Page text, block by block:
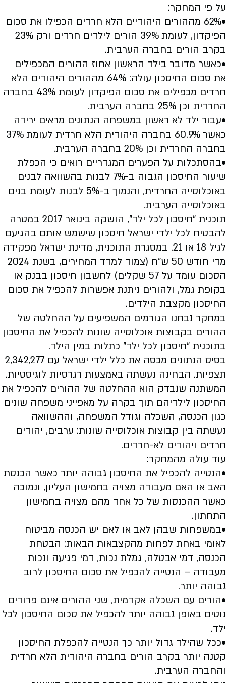
על פי המחקר:
•62% מההורים היהודיים הלא חרדים הכפילו את סכום
הפיקדון, לעומת 39% הורים לילדים חרדים ורק 23%
בקרב הורים בחברה הערבית.
•כאשר מדובר בילד הראשון אחוז ההורים המכפילים
את סכום החיסכון עולה: 64% מההורים היהודים הלא
חרדים מכפילים את סכום הפיקדון לעומת 43% בחברה
החרדית וכן 25% בחברה הערבית.
•עבור ילד לא ראשון במשפחה הנתונים מראים ירידה
כאשר 60.9% בחברה היהודית הלא חרדית לעומת 37%
בחברה החרדית וכן 20% בחברה הערבית.
•בהסתכלות על הפערים המגדריים רואים כי הכפלת
שיעור החיסכון הגבוה ב-7% לבנות בהשוואה לבנים
באוכלוסייה החרדית, והנמוך ב-5% לבנות לעומת בנים
באוכלוסייה הערבית.
תוכנית "חיסכון לכל ילד", הושקה בינואר 2017 במטרה
להבטיח לכל ילדי ישראל חיסכון שישמש אותם בהגיעם
לגיל 18 או 21. במסגרת התוכנית, מדינת ישראל מפקידה
מדי חודש 50 ש"ח (צמוד למדד המחירים, בשנת 2024
הסכום עומד על 57 שקלים) לחשבון חיסכון בבנק או
בקופת גמל, ולהורים ניתנת אפשרות להכפיל את סכום
החיסכון מקצבת הילדים.
במחקר נבחנו הגורמים המשפיעים על ההחלטה של
ההורים בקבוצות אוכלוסייה שונות להכפיל את החיסכון
בתוכנית "חיסכון לכל ילד" כתלות במין הילד.
בסיס הנתונים מכסה את כלל ילדי ישראל עם 2,342,277
תצפיות. הבחינה נעשתה באמצעות רגרסיות לוגיסטיות.
המשתנה שנבדק הוא ההחלטה של ההורים להכפיל את
החיסכון לילדיהם תוך בקרה על מאפייני משפחה שונים
כגון הכנסה, השכלה וגודל המשפחה, וההשוואה
נעשתה בין קבוצות אוכלוסייה שונות: ערבים, יהודים
חרדים ויהודים לא-חרדים.
עוד עולה מהמחקר:
•הנטייה להכפיל את החיסכון גבוהה יותר כאשר הכנסת
האב או האם מעבודה מצויה בחמישון העליון, ונמוכה
כאשר ההכנסות של כל אחד מהם מצויה בחמישון
התחתון.
•במשפחות שבהן לאב או לאם יש הכנסה מביטוח
לאומי באחת לפחות מהקצבאות הבאות: הבטחת
הכנסה, דמי אבטלה, גמלת נכות, דמי פגיעה ונכות
מעבודה – הנטייה להכפיל את סכום החיסכון לרוב
גבוהה יותר.
•הורים עם השכלה אקדמית, שני ההורים אינם פרודים
נוטים באופן גבוהה יותר להכפיל את סכום החיסכון לכל
ילד.
•ככל שהילד גדול יותר כך הנטייה להכפלת החיסכון
קטנה יותר בקרב הורים בחברה היהודית הלא חרדית
והחברה הערבית.